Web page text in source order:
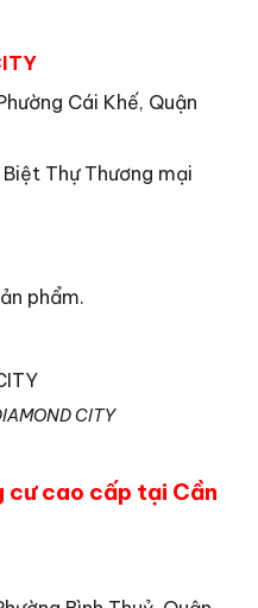
Cái Khế, Quận
Thự Thương mại
phẩm.
CITY
cư cao cấp tại Cần